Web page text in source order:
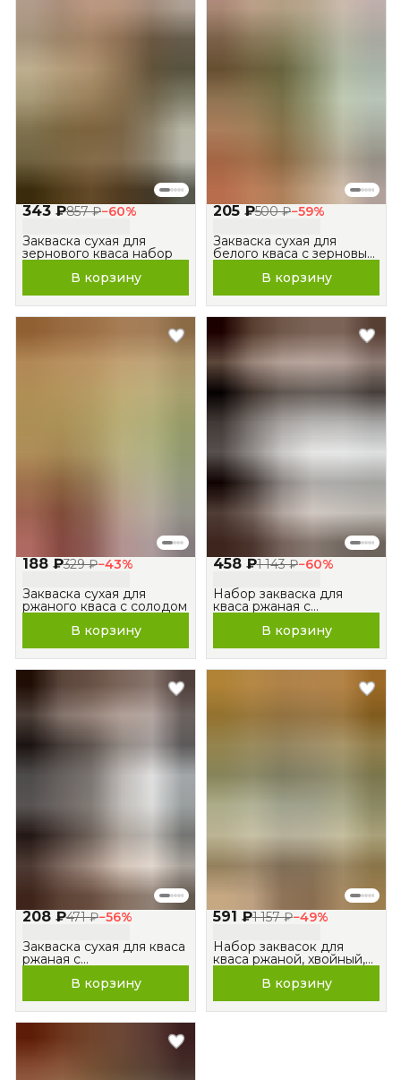
343 ₽857 ₽−60%
Закваска сухая для
зернового кваса набор
В корзину
205 ₽500 ₽−59%
Закваска сухая для
белого кваса с зерновым
В корзину
188 ₽329 ₽−43%
Закваска сухая для
ржаного кваса с солодом
В корзину
458 ₽1 143 ₽−60%
Набор закваска для
кваса ржаная с
солодомВ корзину
208 ₽471 ₽−56%
Закваска сухая для кваса
ржаная с
солодомВ корзину
591 ₽1 157 ₽−49%
Набор заквасок для
кваса ржаной, хвойный,
В корзину